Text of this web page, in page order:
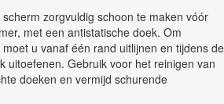
zorgvuldig schoon te maken vóór
met een antistatische doek. Om
u vanaf één rand uitlijnen en tijdens de
uitoefenen. Gebruik voor het reinigen van
doeken en vermijd schurende